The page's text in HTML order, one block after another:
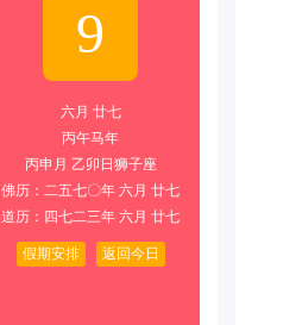
9
六月 廿七
丙午马年
丙申月 乙卯日狮子座
佛历：二五七〇年 六月 廿七
道历：四七二三年 六月 廿七
假期安排 返回今日